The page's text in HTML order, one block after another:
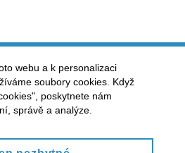
webu a k personalizaci
soubory cookies. Když
poskytnete nám
správě a analýze.